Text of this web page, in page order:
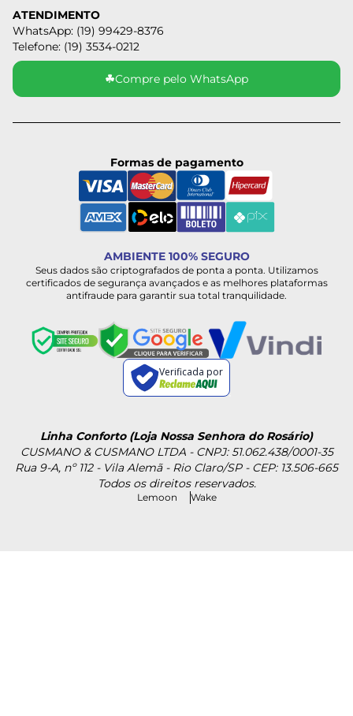
ATENDIMENTO
WhatsApp: (19) 99429-8376
Telefone: (19) 3534-0212
☘Compre pelo WhatsApp
Formas de pagamento
AMBIENTE 100% SEGURO
Seus dados são criptografados de ponta a ponta. Utilizamos
certificados de segurança avançados e as melhores plataformas
antifraude para garantir sua total tranquilidade.
Verificada por
Linha Conforto (Loja Nossa Senhora do Rosário)
CUSMANO & CUSMANO LTDA - CNPJ: 51.062.438/0001-35
Rua 9-A, nº 112 - Vila Alemã - Rio Claro/SP - CEP: 13.506-665
Todos os direitos reservados.
Lemoon Wake